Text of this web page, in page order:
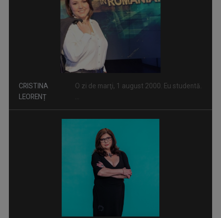
Pornim de la Articolul VII al Constituţiei ...
ANGELA
AVRAM
Angela Avram lucrează pentru TVR din anul